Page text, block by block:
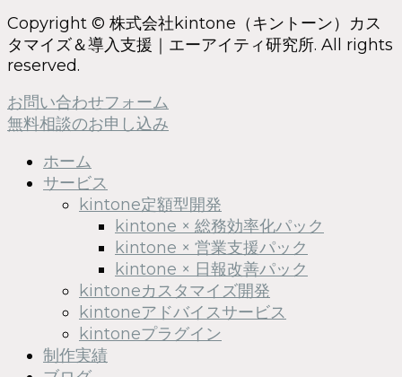
Copyright © 株式会社kintone（キントーン）カス
タマイズ＆導入支援｜エーアイティ研究所. All rights
reserved.
お問い合わせフォーム
無料相談のお申し込み
ホーム
サービス
kintone定額型開発
kintone × 総務効率化パック
kintone × 営業支援パック
kintone × 日報改善パック
kintoneカスタマイズ開発
kintoneアドバイスサービス
kintoneプラグイン
制作実績